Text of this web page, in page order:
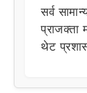
सर्व
प्राजक्ता
थेट